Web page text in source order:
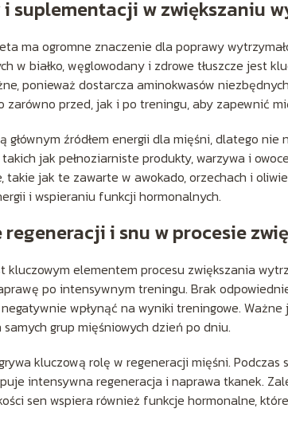
suplementacji w zwiększaniu
ma ogromne znaczenie dla poprawy
w białko, węglowodany i zdrowe tłuszcze jest
ponieważ dostarcza aminokwasów
zarówno przed, jak i po treningu, aby zapewnić
głównym źródłem energii dla mięśni, dlatego
jak pełnoziarniste produkty, warzywa i
takie jak te zawarte w awokado, orzechach i
i wspieraniu funkcji hormonalnych.
regeneracji i snu w procesie
kluczowym elementem procesu zwiększania
po intensywnym treningu. Brak
wpłynąć na wyniki treningowe.
grup mięśniowych dzień po dniu.
kluczową rolę w regeneracji mięśni.
intensywna regeneracja i naprawa tkanek.
sen wspiera również funkcje hormonalne,